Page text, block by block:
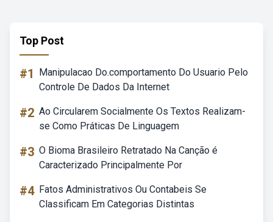
Top Post
#1
Manipulacao Do.comportamento Do Usuario Pelo
Controle De Dados Da Internet
#2 Ao Circularem Socialmente Os Textos Realizam-
se Como Práticas De Linguagem
#3 O Bioma Brasileiro Retratado Na Canção é
Caracterizado Principalmente Por
#4 Fatos Administrativos Ou Contabeis Se
Classificam Em Categorias Distintas